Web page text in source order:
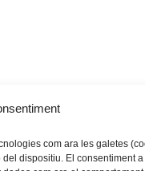
com ara les galetes
dispositiu. El consentiment a